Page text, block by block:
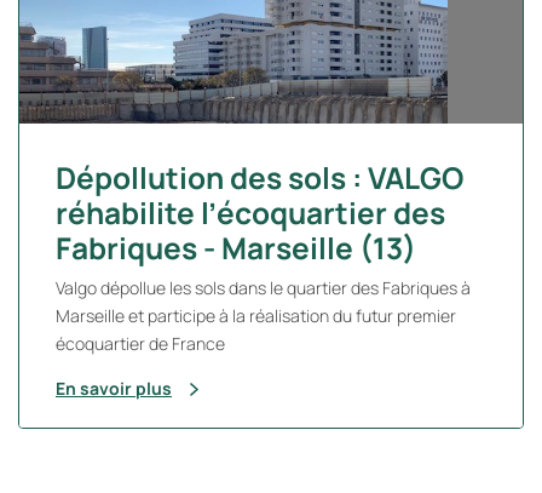
Dépollution des sols : VALGO
réhabilite l’écoquartier des
Fabriques - Marseille (13)
Valgo dépollue les sols dans le quartier des Fabriques à
Marseille et participe à la réalisation du futur premier
écoquartier de France
En savoir plus